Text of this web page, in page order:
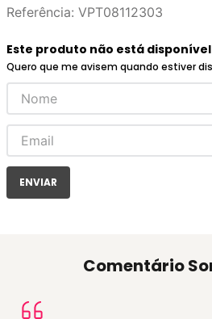
Referência: VPT08112303
Este produto não está
Quero que me avisem quando estiver
ENVIAR
Comentário